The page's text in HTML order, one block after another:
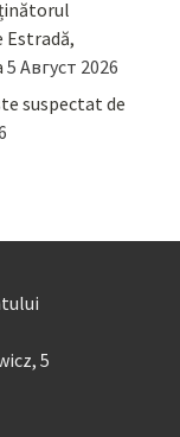
Estradă,
5 Август 2026
suspectat de
5